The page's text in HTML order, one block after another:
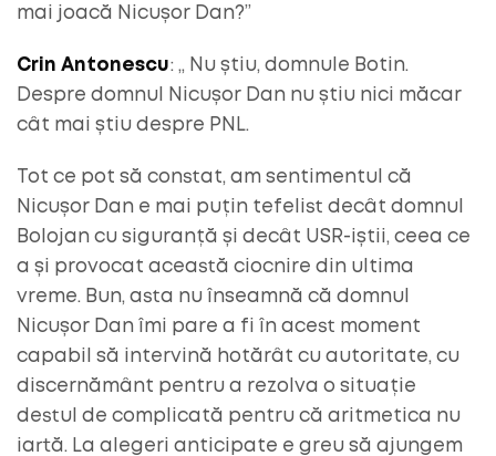
mai joacă Nicușor Dan?”
Crin Antonescu: „ Nu știu, domnule Botin.
Despre domnul Nicușor Dan nu știu nici măcar
cât mai știu despre PNL.
Tot ce pot să constat, am sentimentul că
Nicușor Dan e mai puțin tefelist decât domnul
Bolojan cu siguranță și decât USR-iștii, ceea ce
a și provocat această ciocnire din ultima
vreme. Bun, asta nu înseamnă că domnul
Nicușor Dan îmi pare a fi în acest moment
capabil să intervină hotărât cu autoritate, cu
discernământ pentru a rezolva o situație
destul de complicată pentru că aritmetica nu
iartă. La alegeri anticipate e greu să ajungem